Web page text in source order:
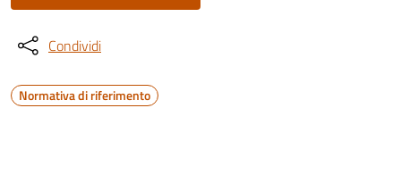
Condividi
Normativa di riferimento